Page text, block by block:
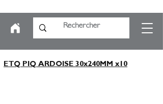
ETQ PIQ ARDOISE 30x240MM x10